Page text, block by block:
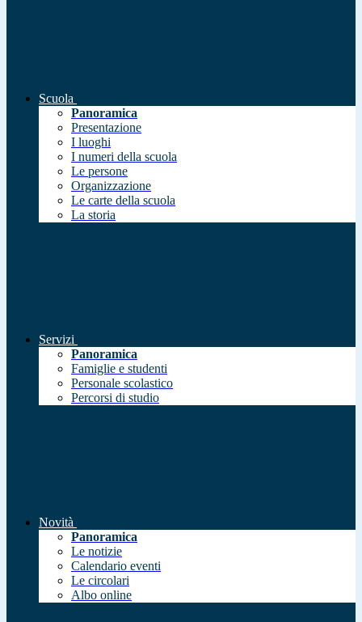
Scuola
Panoramica
Presentazione
I luoghi
I numeri della scuola
Le persone
Organizzazione
Le carte della scuola
La storia
Servizi
Panoramica
Famiglie e studenti
Personale scolastico
Percorsi di studio
Novità
Panoramica
Le notizie
Calendario eventi
Le circolari
Albo online